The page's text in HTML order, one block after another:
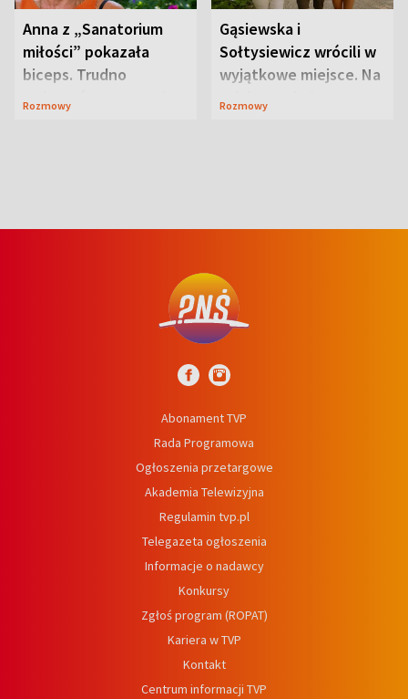
Anna z „Sanatorium
miłości” pokazała
biceps. Trudno
uwierzyć, co przeszła
Rozmowy
Gąsiewska i
Sołtysiewicz wrócili w
wyjątkowe miejsce. Na
szlaku czekał
Rozmowy
Abonament TVP
Rada Programowa
Ogłoszenia przetargowe
Akademia Telewizyjna
Regulamin tvp.pl
Telegazeta ogłoszenia
Informacje o nadawcy
Konkursy
Zgłoś program (ROPAT)
Kariera w TVP
Kontakt
Centrum informacji TVP